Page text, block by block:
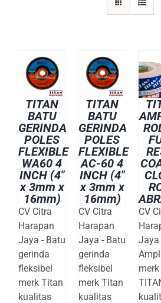
OVEN
WELDING CABLE
WELDING CONSUMABLES
WELDING MACHINE
TITAN
BATU
GERINDA
POLES
FLEXIBLE
WA60 4
INCH (4″
x 3mm x
16mm)
CV Citra
Harapan
Jaya - Batu
gerinda
fleksibel
merk Titan
kualitas
TITAN
BATU
GERINDA
POLES
FLEXIBLE
AC-60 4
INCH (4″
x 3mm x
16mm)
CV Citra
Harapan
Jaya - Batu
gerinda
fleksibel
merk Titan
kualitas
CV
Jaya
merk